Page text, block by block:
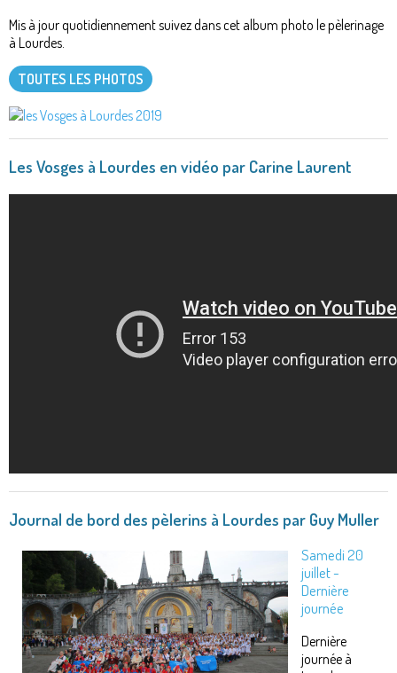
Mis à jour quotidiennement suivez dans cet album photo le pèlerinage
à Lourdes.
TOUTES LES PHOTOS
Les Vosges à Lourdes en vidéo par Carine Laurent
Journal de bord des pèlerins à Lourdes par Guy Muller
Samedi 20
juillet -
Dernière
journée
Dernière
journée à